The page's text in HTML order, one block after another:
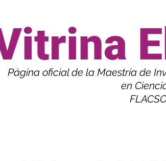
Página oficial de la Maestría de
en